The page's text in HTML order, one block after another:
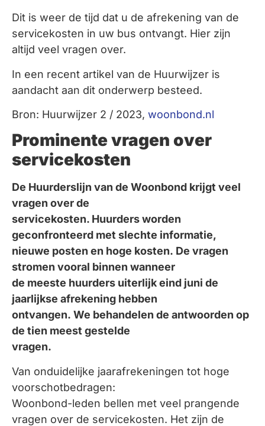
Dit is weer de tijd dat u de afrekening van de
servicekosten in uw bus ontvangt. Hier zijn
altijd veel vragen over.
In een recent artikel van de Huurwijzer is
aandacht aan dit onderwerp besteed.
Bron: Huurwijzer 2 / 2023, woonbond.nl
Prominente vragen over
servicekosten
De Huurderslijn van de Woonbond krijgt veel
vragen over de
servicekosten. Huurders worden
geconfronteerd met slechte informatie,
nieuwe posten en hoge kosten. De vragen
stromen vooral binnen wanneer
de meeste huurders uiterlijk eind juni de
jaarlijkse afrekening hebben
ontvangen. We behandelen de antwoorden op
de tien meest gestelde
vragen.
Van onduidelijke jaarafrekeningen tot hoge
voorschotbedragen:
Woonbond-leden bellen met veel prangende
vragen over de servicekosten. Het zijn de